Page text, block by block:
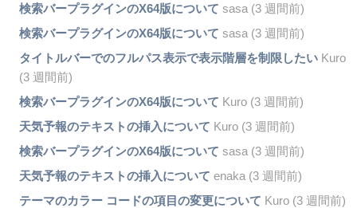
検索バープラグインのX64版について sasa (3 週間前)
検索バープラグインのX64版について sasa (3 週間前)
タイトルバーでのフルパス表示で表示階層を制限したいKuro
(3 週間前)
検索バープラグインのX64版について Kuro (3 週間前)
天気予報のテキストの挿入について Kuro (3 週間前)
検索バープラグインのX64版について sasa (3 週間前)
天気予報のテキストの挿入について enaka (3 週間前)
テーマのカラー コードの項目の変更について Kuro (3 週間前)